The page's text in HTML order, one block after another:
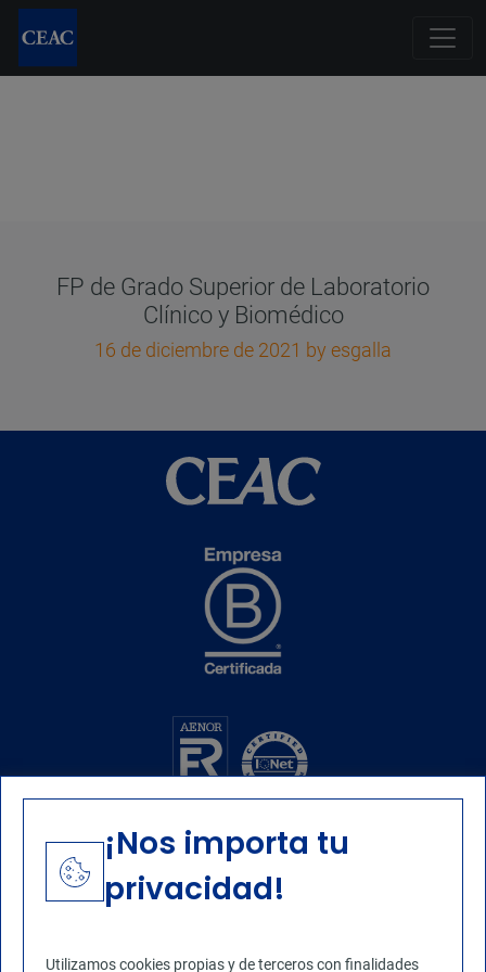
FP de Grado Superior de Laboratorio
Clínico y Biomédico
16 de diciembre de 2021 by esgalla
¡Nos importa tu
privacidad!
Utilizamos cookies propias y de terceros con finalidades